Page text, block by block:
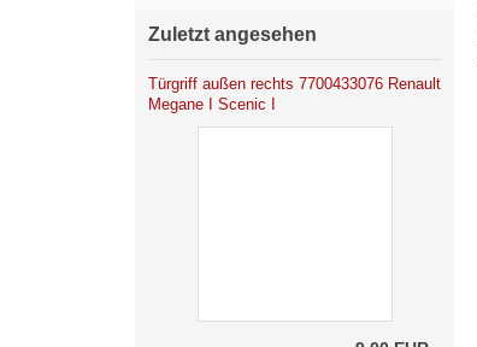
Zuletzt angesehen
Türgriff außen rechts 7700433076 Renault
Megane I Scenic I